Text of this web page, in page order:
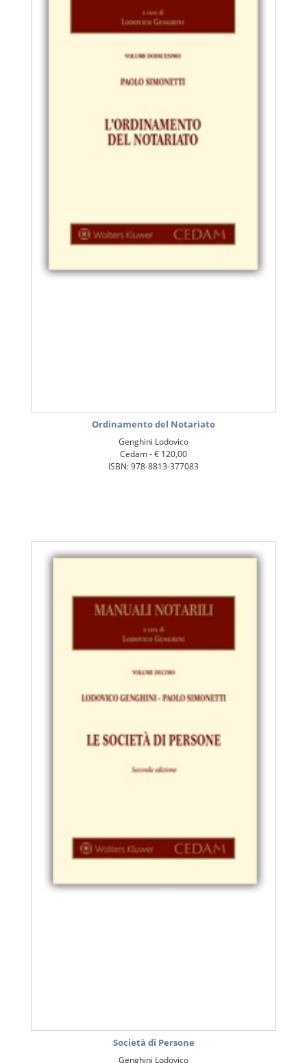
Ordinamento del Notariato
Genghini Lodovico
Cedam -€ 120,00
ISBN: 978-8813-377083
Società di Persone
Genghini Lodovico